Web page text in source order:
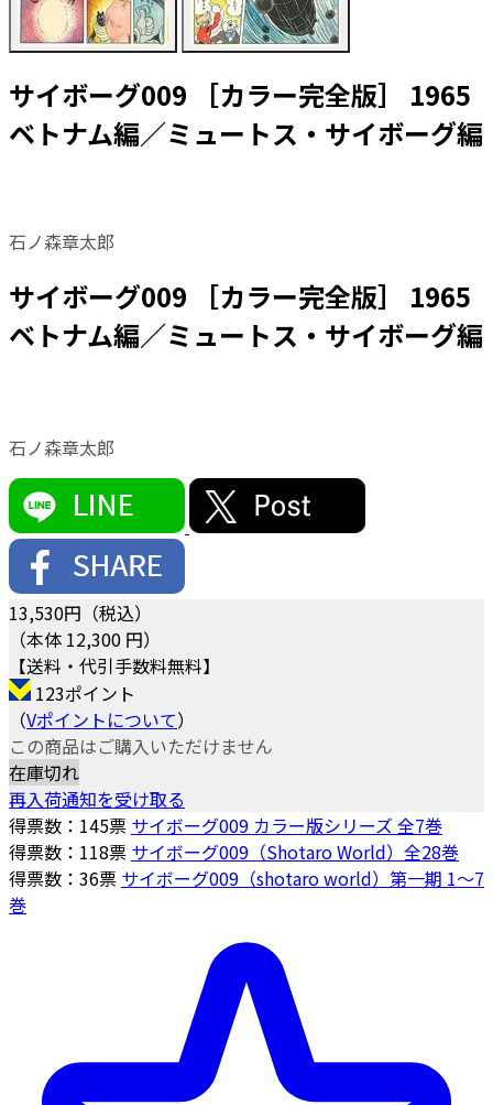
サイボーグ009 ［カラー完全版］ 1965
ベトナム編／ミュートス・サイボーグ編
石ノ森章太郎
サイボーグ009 ［カラー完全版］ 1965
ベトナム編／ミュートス・サイボーグ編
石ノ森章太郎
13,530円（税込）
（本体 12,300 円）
【送料・代引手数料無料】
123ポイント
（Vポイントについて）
この商品はご購入いただけません
在庫切れ
再入荷通知を受け取る
得票数： 145票 サイボーグ009 カラー版シリーズ 全7巻
得票数： 118票 サイボーグ009（Shotaro World）全28巻
得票数： 36票 サイボーグ009（shotaro world）第一期 1～7
巻